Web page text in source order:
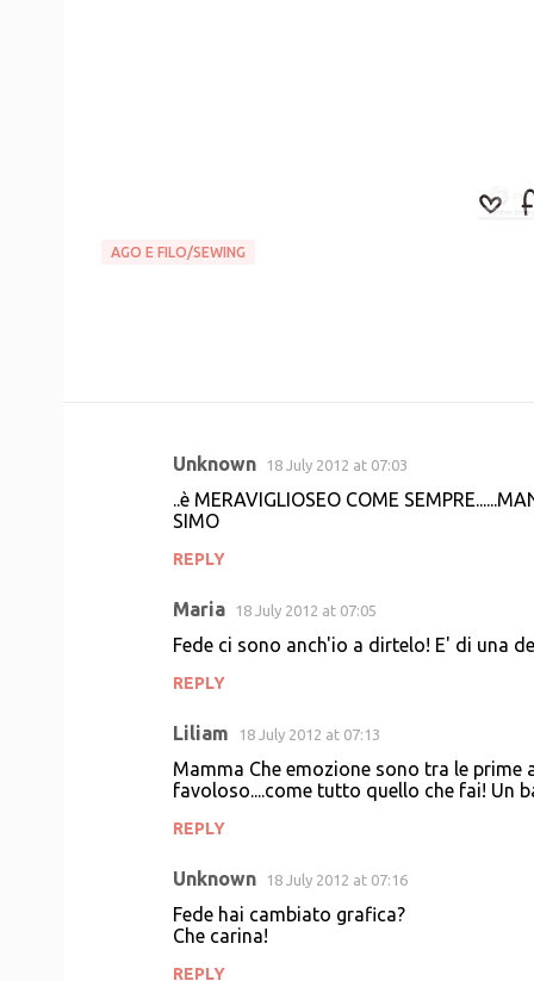
AGO E FILO/SEWING
Unknown 18 July 2012 at 07:03
..è MERAVIGLIOSEO COME
SIMO
REPLY
Maria 18 July 2012 at 07:05
Fede ci sono anch'io a dirtelo! E' di una
REPLY
Liliam 18 July 2012 at 07:13
Mamma Che emozione sono tra le
favoloso....come tutto quello che fai! Un
REPLY
Unknown 18 July 2012 at 07:16
Fede hai cambiato grafica?
Che carina!
REPLY